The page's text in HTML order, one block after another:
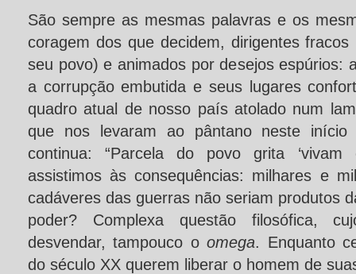
São sempre as mesmas palavras e os
coragem dos que decidem, dirigentes
seu povo) e animados por desejos espúrios:
a corrupção embutida e seus lugares
quadro atual de nosso país atolado num
que nos levaram ao pântano neste início
continua: “Parcela do povo grita ‘vivam
assistimos às consequências: milhares e
cadáveres das guerras não seriam produtos
poder? Complexa questão filosófica,
desvendar, tampouco oomega. Enquanto
do século XX querem liberar o homem de